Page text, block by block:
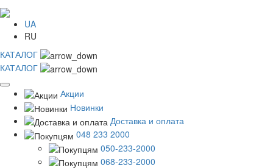
UA
RU
КАТАЛОГ
КАТАЛОГ
Акции
Новинки
Доставка и оплата
048 233 2000
050-233-2000
068-233-2000